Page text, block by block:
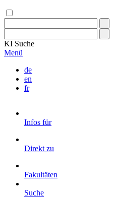
KI Suche
Menü
de
en
fr
Infos für
Direkt zu
Fakultäten
Suche